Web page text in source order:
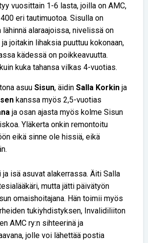
vuosittain 1-6 lasta, joilla on AMC,
eri tautimuotoa. Sisulla on
alaraajoissa, nivelissä on
joitakin lihaksia puuttuu kokonaan,
kädessä on poikkeavuutta.
kuka tahansa vilkas 4-vuotias.
asuu Sisun, äidin Salla Korkin ja
kanssa myös 2,5-vuotias
ja osan ajasta myös kolme Sisun
Yläkerta onkin remontoitu
eikä sinne ole hissiä, eikä
ja isä asuvat alakerrassa. Äiti Salla
mutta jätti päivätyön
omaishoitajana. Hän toimii myös
tukiyhdistyksen, Invalidiliiton
AMC ry:n sihteerinä ja
jolle voi lähettää postia